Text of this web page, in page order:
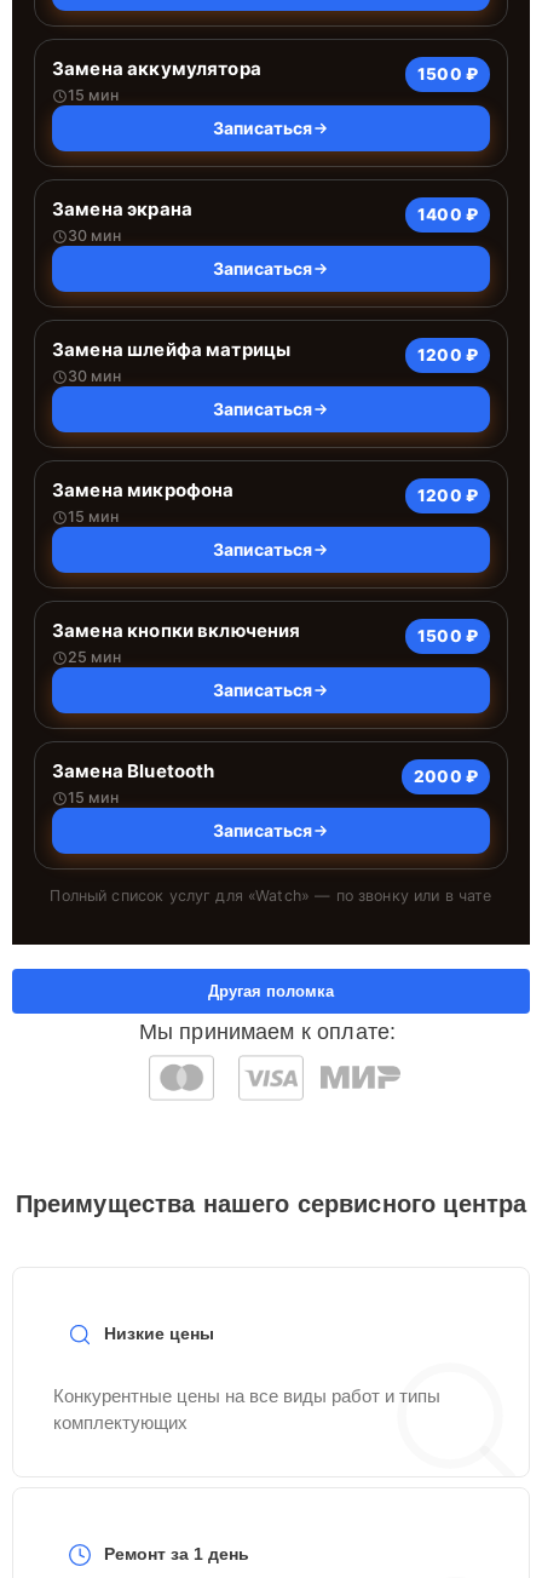
Замена аккумулятора
15 мин
1500 ₽
Записаться
Замена экрана
30 мин
1400 ₽
Записаться
Замена шлейфа матрицы
30 мин
1200 ₽
Записаться
Замена микрофона
15 мин
1200 ₽
Записаться
Замена кнопки включения
25 мин
1500 ₽
Записаться
Замена Bluetooth
15 мин
2000 ₽
Записаться
Полный список услуг для «Watch» — по звонку или в чате
Мы принимаем к оплате:
Другая поломка
Преимущества нашего сервисного центра
Низкие цены
Конкурентные цены на все виды работ и типы
комплектующих
Ремонт за 1 день